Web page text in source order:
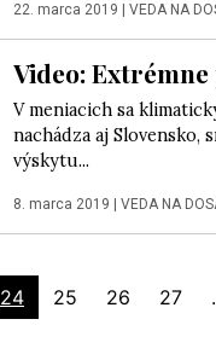
22. marca 2019 VEDA NA
Video:
V meniacich sa
nachádza aj Slovensko,
výskytu...
8. marca 2019 VEDA NA
24 25 26 27